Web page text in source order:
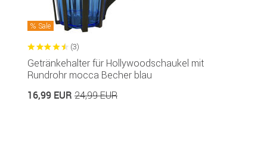
Sale
(3)
Getränkehalter für Hollywoodschaukel mit
Rundrohr mocca Becher blau
16,99 EUR 24,99 EUR